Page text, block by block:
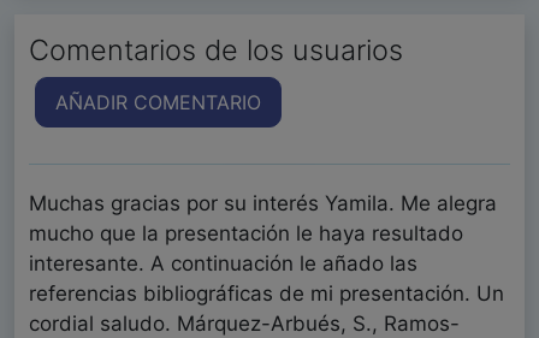
Comentarios de los usuarios
AÑADIR COMENTARIO
Muchas gracias por su interés Yamila. Me alegra
mucho que la presentación le haya resultado
interesante. A continuación le añado las
referencias bibliográficas de mi presentación. Un
cordial saludo. Márquez-Arbués, S., Ramos-